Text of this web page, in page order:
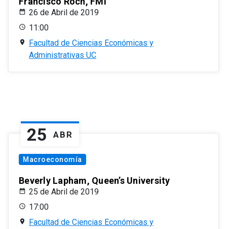
26 de Abril de 2019
11:00
Facultad de Ciencias Económicas y
Administrativas UC
25 ABR
Macroeconomía
Beverly Lapham, Queen’s University
25 de Abril de 2019
17:00
Facultad de Ciencias Económicas y